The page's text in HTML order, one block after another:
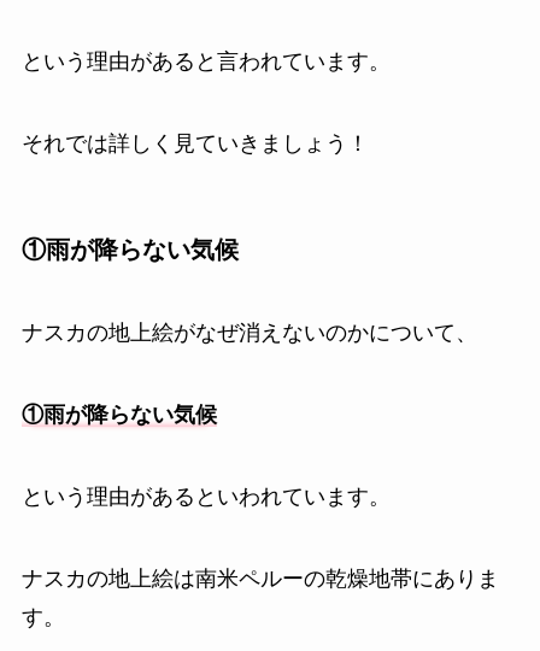
という理由があると言われています。
それでは詳しく見ていきましょう！
①雨が降らない気候
ナスカの地上絵がなぜ消えないのかについて、
①雨が降らない気候
という理由があるといわれています。
ナスカの地上絵は南米ペルーの乾燥地帯にありま
す。